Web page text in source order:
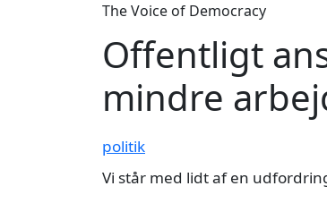
The Voice of Democracy
Offentligt
mindre
politik
Vi står med lidt af en